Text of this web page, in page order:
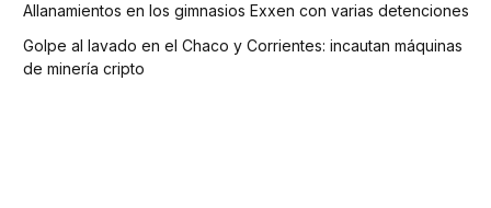
Allanamientos en los gimnasios Exxen con varias detenciones
Golpe al lavado en el Chaco y Corrientes: incautan máquinas
de minería cripto